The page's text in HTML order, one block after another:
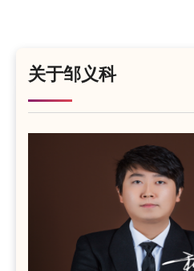
关于邹义科